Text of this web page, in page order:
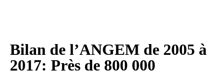
Bilan de l’ANGEM de 2005 à
2017: Près de 800 000